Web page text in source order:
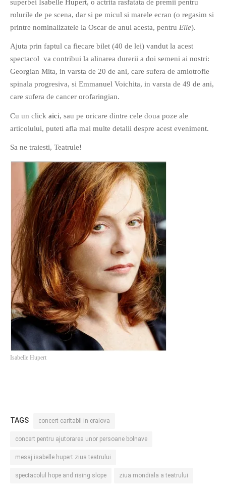
PAGINI
Ce fac?
Clasicul „Despre mine…”
Albastra!
Download 101 Movie
PRIETENI APROPIATI
Victor Sosea – Designer
PRIETENI DIN AFARA BRESLEI
GloryBox.ro
Vreau-schimbare.ro
PRIETENI DIN BREASLA
Filme-Carti.ro
superbei Isabelle Hupert, o actrita rasfatata de premii pentru
rolurile de pe scena, dar si pe micul si marele ecran (o regasim si
printre nominalizatele la Oscar de anul acesta, pentru Elle).
Ajuta prin faptul ca fiecare bilet (40 de lei) vandut la acest
spectacol va contribui la alinarea durerii a doi semeni ai nostri:
Georgian Mita, in varsta de 20 de ani, care sufera de amiotrofie
spinala progresiva, si Emmanuel Voichita, in varsta de 49 de ani,
care sufera de cancer orofaringian.
Cu un click aici, sau pe oricare dintre cele doua poze ale
articolului, puteti afla mai multe detalii despre acest eveniment.
Sa ne traiesti, Teatrule!
Isabelle Hupert
TAGS concert caritabil in craiova
concert pentru ajutorarea unor persoane bolnave
mesaj isabelle hupert ziua teatrului
spectacolul hope and rising slope ziua mondiala a teatrului